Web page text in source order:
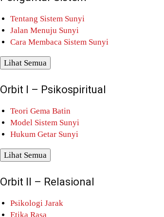
Tentang Sistem Sunyi
Jalan Menuju Sunyi
Cara Membaca Sistem Sunyi
Lihat Semua
Orbit I – Psikospiritual
Teori Gema Batin
Model Sistem Sunyi
Hukum Getar Sunyi
Lihat Semua
Orbit II – Relasional
Psikologi Jarak
Etika Rasa